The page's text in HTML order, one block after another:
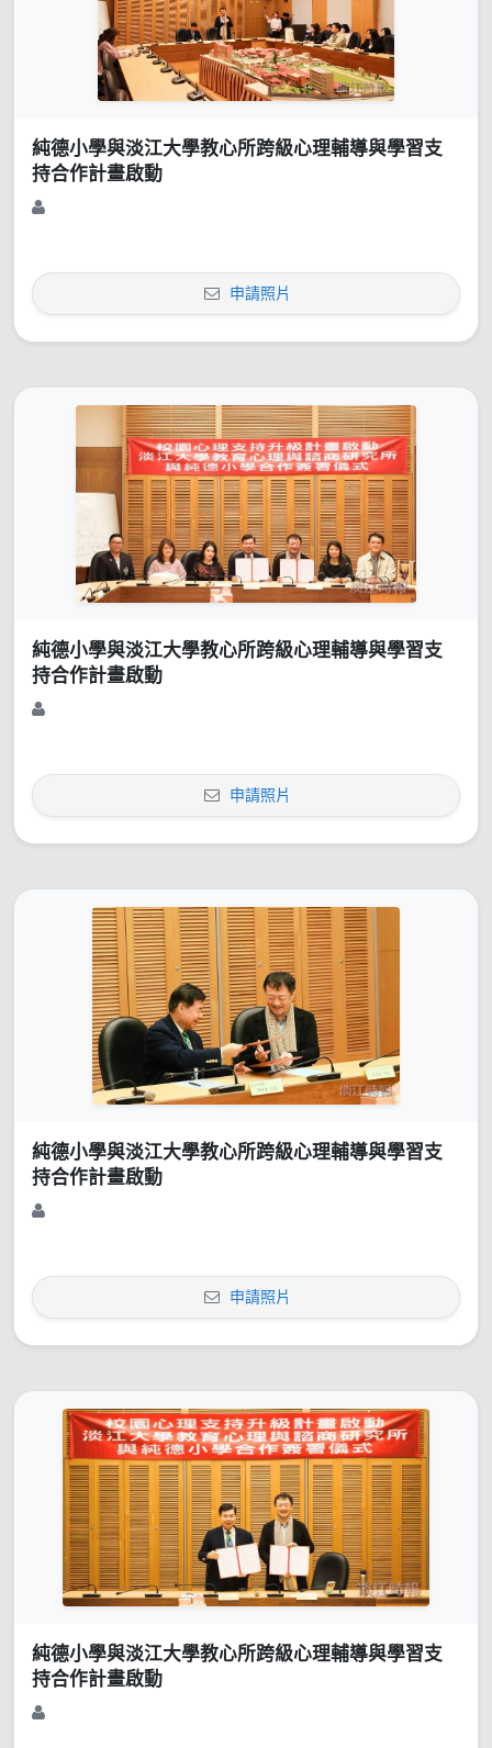
純德小學與淡江大學教心所跨級心理輔導與學習支
持合作計畫啟動
申請照片
純德小學與淡江大學教心所跨級心理輔導與學習支
持合作計畫啟動
申請照片
純德小學與淡江大學教心所跨級心理輔導與學習支
持合作計畫啟動
申請照片
純德小學與淡江大學教心所跨級心理輔導與學習支
持合作計畫啟動